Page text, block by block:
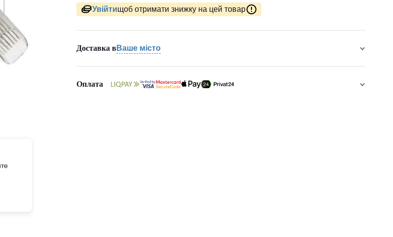
Увійтищоб отримати знижку на цей товар
Доставка в Ваше місто
Оплата